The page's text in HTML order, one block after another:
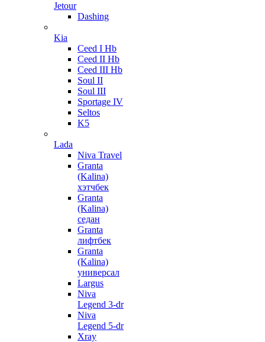
Jetour
Dashing
Kia
Ceed I Hb
Ceed II Hb
Ceed III Hb
Soul II
Soul III
Sportage IV
Seltos
K5
Lada
Niva Travel
Granta
(Kalina)
хэтчбек
Granta
(Kalina)
седан
Granta
лифтбек
Granta
(Kalina)
универсал
Largus
Niva
Legend 3-dr
Niva
Legend 5-dr
Xray